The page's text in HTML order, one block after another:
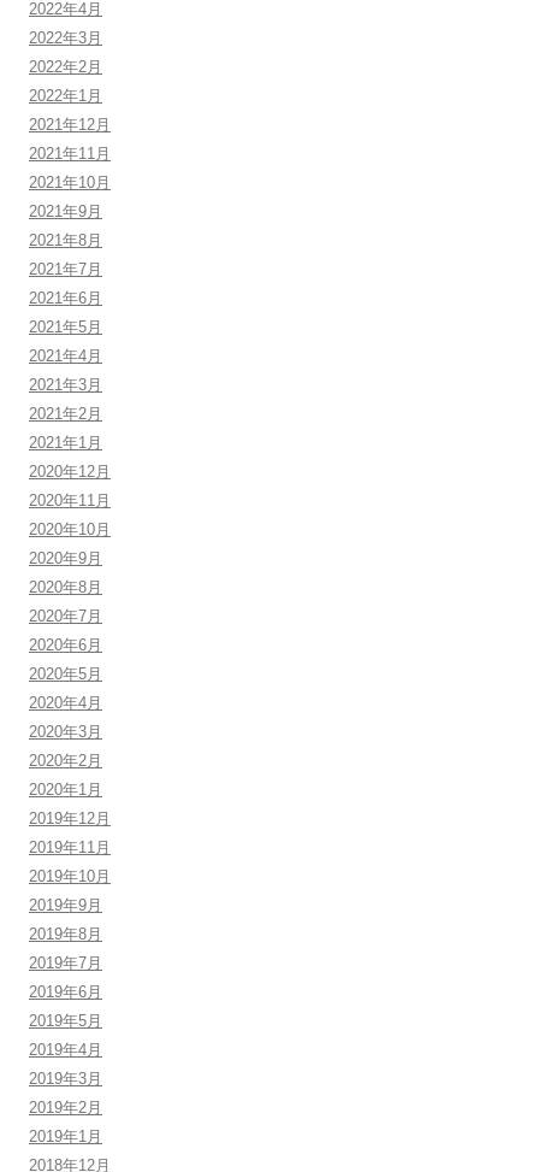
2022年4月
2022年3月
2022年2月
2022年1月
2021年12月
2021年11月
2021年10月
2021年9月
2021年8月
2021年7月
2021年6月
2021年5月
2021年4月
2021年3月
2021年2月
2021年1月
2020年12月
2020年11月
2020年10月
2020年9月
2020年8月
2020年7月
2020年6月
2020年5月
2020年4月
2020年3月
2020年2月
2020年1月
2019年12月
2019年11月
2019年10月
2019年9月
2019年8月
2019年7月
2019年6月
2019年5月
2019年4月
2019年3月
2019年2月
2019年1月
2018年12月